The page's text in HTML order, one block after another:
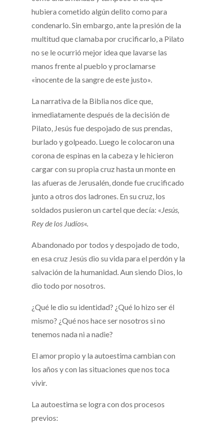
hubiera cometido algún delito como para
condenarlo. Sin embargo, ante la presión de la
multitud que clamaba por crucificarlo, a Pilato
no se le ocurrió mejor idea que lavarse las
manos frente al pueblo y proclamarse
«inocente de la sangre de este justo».
La narrativa de la Biblia nos dice que,
inmediatamente después de la decisión de
Pilato, Jesús fue despojado de sus prendas,
burlado y golpeado. Luego le colocaron una
corona de espinas en la cabeza y le hicieron
cargar con su propia cruz hasta un monte en
las afueras de Jerusalén, donde fue crucificado
junto a otros dos ladrones. En su cruz, los
soldados pusieron un cartel que decía: «Jesús,
Rey de los Judíos«.
Abandonado por todos y despojado de todo,
en esa cruz Jesús dio su vida para el perdón y la
salvación de la humanidad. Aun siendo Dios, lo
dio todo por nosotros.
¿Qué le dio su identidad? ¿Qué lo hizo ser él
mismo? ¿Qué nos hace ser nosotros si no
tenemos nada ni a nadie?
El amor propio y la autoestima cambian con
los años y con las situaciones que nos toca
vivir.
La autoestima se logra con dos procesos
previos: